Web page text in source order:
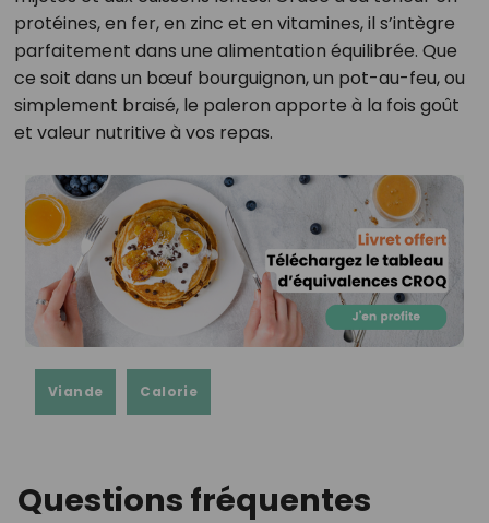
protéines, en fer, en zinc et en vitamines, il s’intègre
parfaitement dans une alimentation équilibrée. Que
ce soit dans un bœuf bourguignon, un pot-au-feu, ou
simplement braisé, le paleron apporte à la fois goût
et valeur nutritive à vos repas.
Viande Calorie
Questions fréquentes